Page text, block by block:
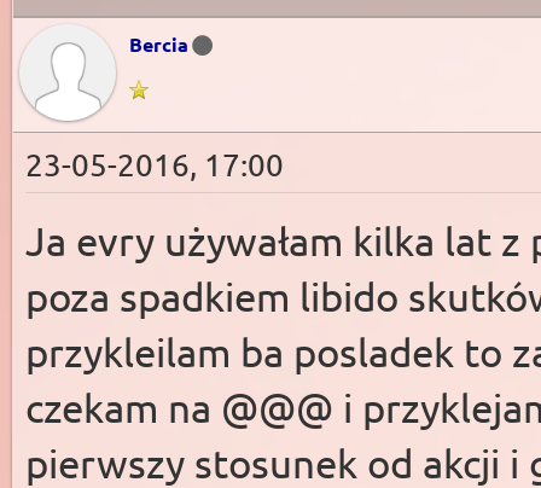
Bercia
23-05-2016, 17:00
Ja evry używałam kilka lat z
poza spadkiem libido
przykleilam ba posladek to
czekam na @@@ i
pierwszy stosunek od akcji i